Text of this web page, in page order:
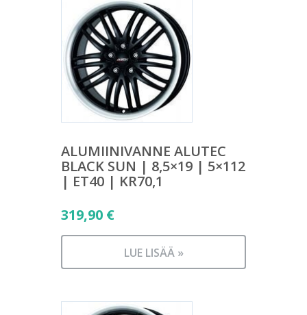
ALUMIINIVANNE ALUTEC
BLACK SUN | 8,5×19 | 5×112
| ET40 | KR70,1
319,90 €
LUE LISÄÄ »